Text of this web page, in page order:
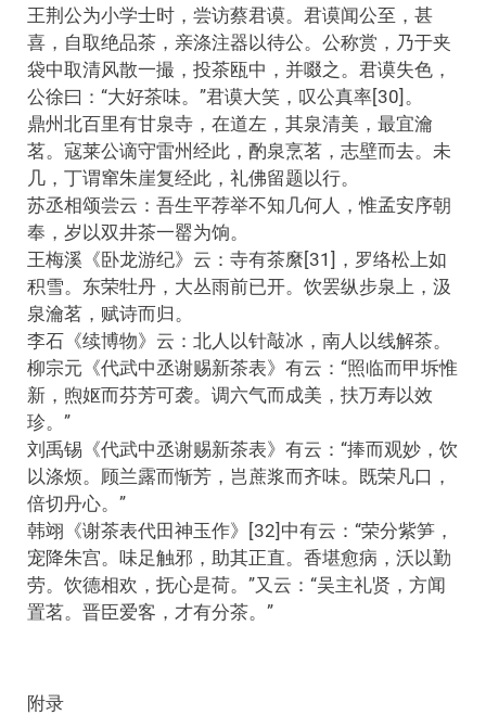
王荆公为小学士时，尝访蔡君谟。君谟闻公至，甚
喜，自取绝品茶，亲涤注器以待公。公称赏，乃于夹
袋中取清风散一撮，投茶瓯中，并啜之。君谟失色，
公徐曰：“大好茶味。”君谟大笑，叹公真率[30]。
鼎州北百里有甘泉寺，在道左，其泉清美，最宜瀹
茗。寇莱公谪守雷州经此，酌泉烹茗，志壁而去。未
几，丁谓窜朱崖复经此，礼佛留题以行。
苏丞相颂尝云：吾生平荐举不知几何人，惟孟安序朝
奉，岁以双井茶一罂为饷。
王梅溪《卧龙游纪》云：寺有茶縻[31]，罗络松上如
积雪。东荣牡丹，大丛雨前已开。饮罢纵步泉上，汲
泉瀹茗，赋诗而归。
李石《续博物》云：北人以针敲冰，南人以线解茶。
柳宗元《代武中丞谢赐新茶表》有云：“照临而甲坼惟
新，煦妪而芬芳可袭。调六气而成美，扶万寿以效
珍。”
刘禹锡《代武中丞谢赐新茶表》有云：“捧而观妙，饮
以涤烦。顾兰露而惭芳，岂蔗浆而齐味。既荣凡口，
倍切丹心。”
韩翊《谢茶表代田神玉作》[32]中有云：“荣分紫笋，
宠降朱宫。味足触邪，助其正直。香堪愈病，沃以勤
劳。饮德相欢，抚心是荷。”又云：“吴主礼贤，方闻
置茗。晋臣爱客，才有分茶。”
附录